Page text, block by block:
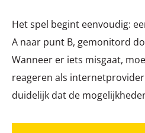
Het spel begint eenvoudig:
A naar punt B, gemonitord
Wanneer er iets misgaat,
reageren als
duidelijk dat de